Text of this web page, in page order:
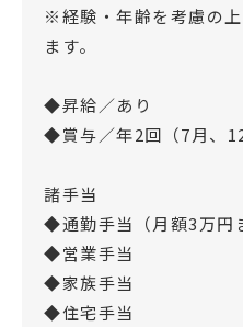
※経験・年齢を考慮の
ます。
◆昇給／あり
◆賞与／年2回（7月、12
諸手当
◆通勤手当（月額3万円
◆営業手当
◆家族手当
◆住宅手当